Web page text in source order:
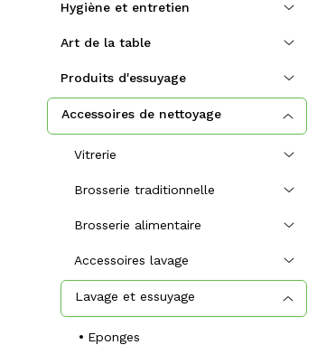
Hygiène et entretien
Art de la table
Produits d'essuyage
Accessoires de nettoyage
Vitrerie
Brosserie traditionnelle
Brosserie alimentaire
Accessoires lavage
Lavage et essuyage
Eponges